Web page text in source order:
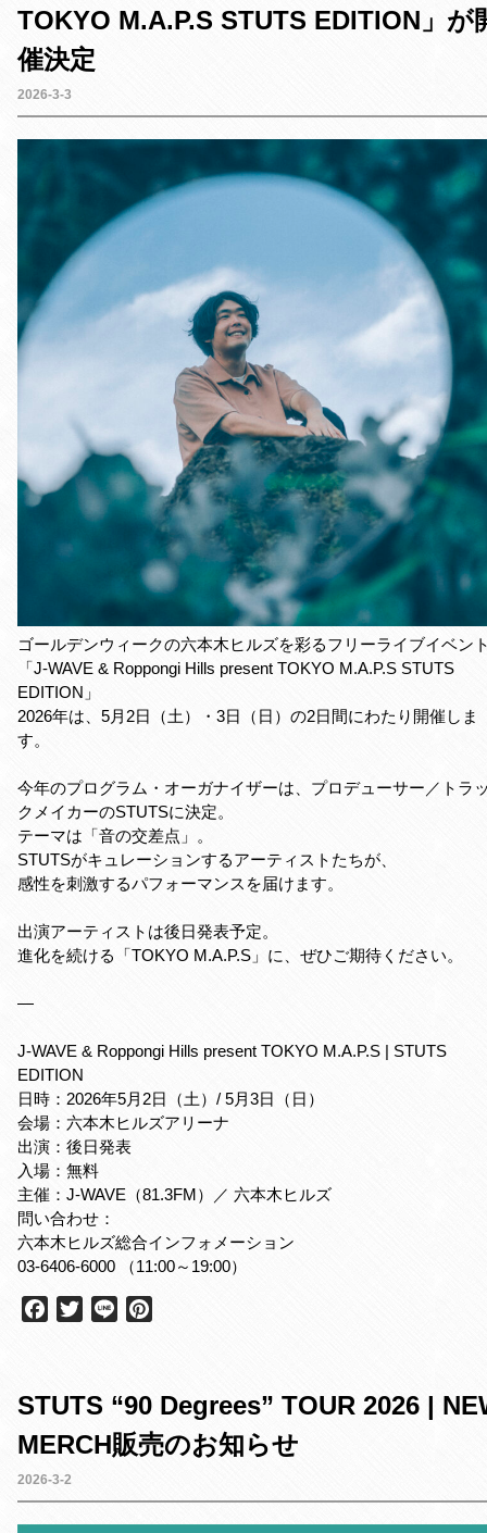
k
s
t
TOKYO M.A.P.S STUTS EDITION」が
催決定
2026-3-3
ゴールデンウィークの六本木ヒルズを彩るフリーライブイベン
「J-WAVE & Roppongi Hills present TOKYO M.A.P.S STUTS
EDITION」
2026年は、5月2日（土）・3日（日）の2日間にわたり開催しま
す。
今年のプログラム・オーガナイザーは、プロデューサー／トラ
クメイカーのSTUTSに決定。
テーマは「音の交差点」。
STUTSがキュレーションするアーティストたちが、
感性を刺激するパフォーマンスを届けます。
出演アーティストは後日発表予定。
進化を続ける「TOKYO M.A.P.S」に、ぜひご期待ください。
—
J-WAVE & Roppongi Hills present TOKYO M.A.P.S | STUTS
EDITION
日時：2026年5月2日（土）/ 5月3日（日）
会場：六本木ヒルズアリーナ
出演：後日発表
入場：無料
主催：J-WAVE（81.3FM）／ 六本木ヒルズ
問い合わせ：
六本木ヒルズ総合インフォメーション
03-6406-6000 （11:00～19:00）
b
o
k
t
r
r
e
t
STUTS “90 Degrees” TOUR 2026 |
MERCH販売のお知らせ
2026-3-2